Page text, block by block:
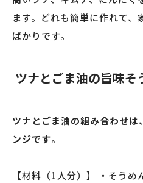
ます。どれも簡単に作れて、
ばかりです。
ツナとごま油の旨味そ
ツナとごま油の組み合わせ
ンジです。
【材料（1人分）】 ・そう